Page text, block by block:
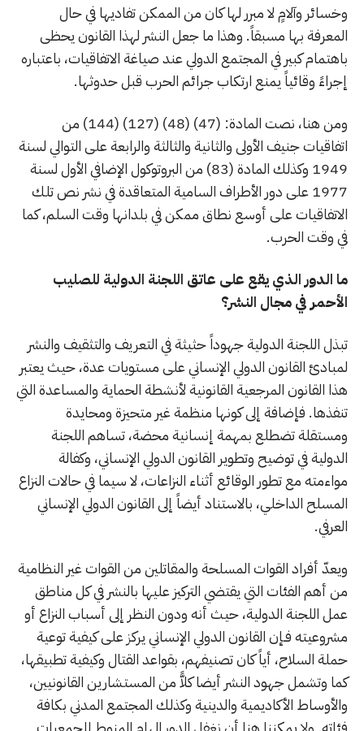
وخسائر وآلامٍ لا مبرر لها كان من الممكن تفاديها في حال
المعرفة بها مسبقاً. وهذا ما جعل النشر لهذا القانون يحظى
باهتمام كبير في المجتمع الدولي عند صياغة الاتفاقيات، باعتباره
إجراءً وقائياً يمنع ارتكاب جرائم الحرب قبل حدوثها.
ومن هنا، نصت المادة: (47) (48) (127) (144) من
اتفاقيات جنيف الأولى والثانية والثالثة والرابعة على التوالي لسنة
1949 وكذلك المادة (83) من البروتوكول الإضافي الأول لسنة
1977 على دور الأطراف السامية المتعاقدة في نشر نص تلك
الاتفاقيات على أوسع نطاق ممكن في بلدانها وقت السلم، كما
في وقت الحرب.
ما الدور الذي يقع على عاتق اللجنة الدولية للصليب
الأحمر في مجال النشر؟
تبذل اللجنة الدولية جهوداً حثيثة في التعريف والتثقيف والنشر
لمبادئ القانون الدولي الإنساني على مستويات عدة، حيث يعتبر
هذا القانون المرجعية القانونية لأنشطة الحماية والمساعدة التي
تنفذها. فإضافة إلى كونها منظمة غير متحيزة ومحايدة
ومستقلة تضطلع بمهمة إنسانية محضة، تساهم اللجنة
الدولية في توضيح وتطوير القانون الدولي الإنساني، وكفالة
مواءمته مع تطور الوقائع أثناء النزاعات، لا سيما في حالات النزاع
المسلح الداخلي، بالاستناد أيضاً إلى القانون الدولي الإنساني
العرفي.
ويعدّ أفراد القوات المسلحة والمقاتلين من القوات غير النظامية
من أهم الفئات التي يقتضي التركيز عليها بالنشر في كل مناطق
عمل اللجنة الدولية، حيث أنه ودون النظر إلى أسباب النزاع أو
مشروعيته فـإن القانون الدولي الإنساني يركز على كيفية توعية
حملة السلاح، أياً كان تصنيفهم، بقواعد القتال وكيفية تطبيقها،
كما وتشمل جهود النشر أيضا كلاًّ من المستشارين القانونيين،
والأوساط الأكاديمية والدينية وكذلك المجتمع المدني بكافة